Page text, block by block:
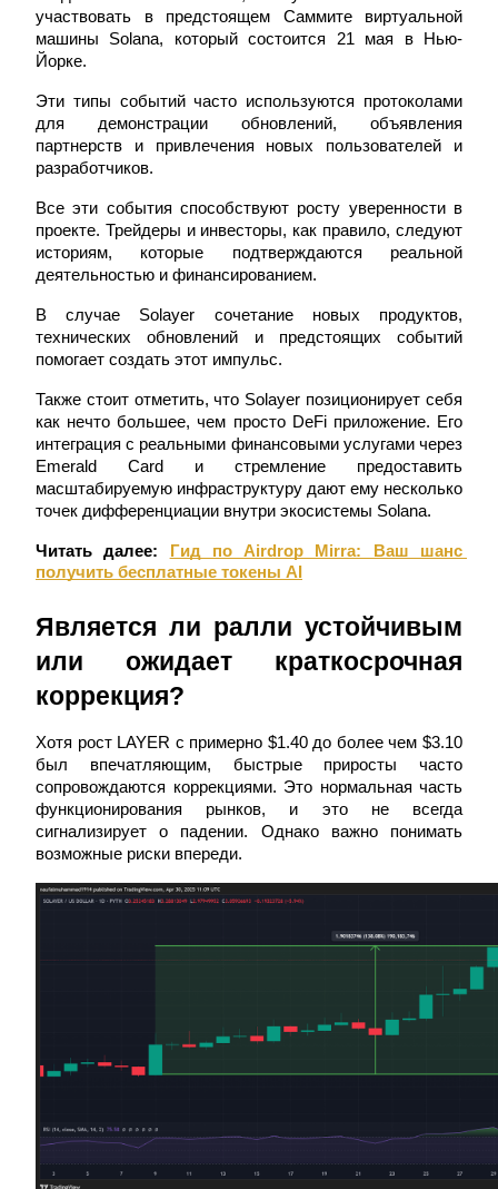
Стейкинг
Высокая прибыль и мгновенный доступ
Launchpool
Гибкая ставка для заработка популярных токенов
Блокировки BTR
Сервис заимствований, обеспеченных криптовалютой
участвовать в предстоящем Саммите виртуальной
машины Solana, который состоится 21 мая в Нью-
Йорке.
Эти типы событий часто используются протоколами
для демонстрации обновлений, объявления
партнерств и привлечения новых пользователей и
разработчиков.
Все эти события способствуют росту уверенности в
проекте. Трейдеры и инвесторы, как правило, следуют
историям, которые подтверждаются реальной
деятельностью и финансированием.
В случае Solayer сочетание новых продуктов,
технических обновлений и предстоящих событий
помогает создать этот импульс.
Также стоит отметить, что Solayer позиционирует себя
как нечто большее, чем просто DeFi приложение. Его
интеграция с реальными финансовыми услугами через
Emerald Card и стремление предоставить
масштабируемую инфраструктуру дают ему несколько
точек дифференциации внутри экосистемы Solana.
Читать далее:
Гид по Airdrop Mirra: Ваш шанс
получить бесплатные токены AI
Является ли ралли устойчивым
или ожидает краткосрочная
коррекция?
Хотя рост LAYER с примерно $1.40 до более чем $3.10
был впечатляющим, быстрые приросты часто
сопровождаются коррекциями. Это нормальная часть
функционирования рынков, и это не всегда
сигнализирует о падении. Однако важно понимать
возможные риски впереди.